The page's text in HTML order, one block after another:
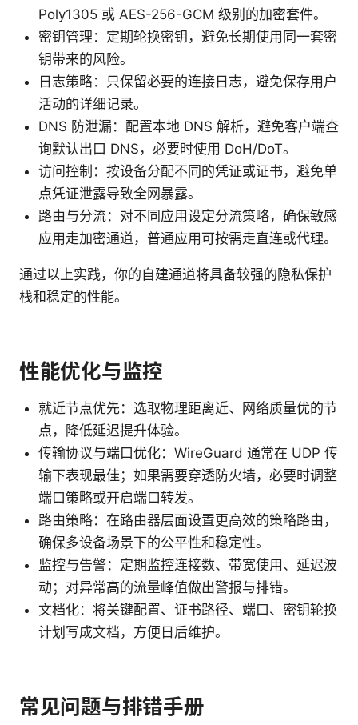
Poly1305 或 AES-256-GCM 级别的加密套件。
密钥管理：定期轮换密钥，避免长期使用同一套密
钥带来的风险。
日志策略：只保留必要的连接日志，避免保存用户
活动的详细记录。
DNS 防泄漏：配置本地 DNS 解析，避免客户端查
询默认出口 DNS，必要时使用 DoH/DoT。
访问控制：按设备分配不同的凭证或证书，避免单
点凭证泄露导致全网暴露。
路由与分流：对不同应用设定分流策略，确保敏感
应用走加密通道，普通应用可按需走直连或代理。
通过以上实践，你的自建通道将具备较强的隐私保护
栈和稳定的性能。
性能优化与监控
就近节点优先：选取物理距离近、网络质量优的节
点，降低延迟提升体验。
传输协议与端口优化：WireGuard 通常在 UDP 传
输下表现最佳；如果需要穿透防火墙，必要时调整
端口策略或开启端口转发。
路由策略：在路由器层面设置更高效的策略路由，
确保多设备场景下的公平性和稳定性。
监控与告警：定期监控连接数、带宽使用、延迟波
动；对异常高的流量峰值做出警报与排错。
文档化：将关键配置、证书路径、端口、密钥轮换
计划写成文档，方便日后维护。
常见问题与排错手册